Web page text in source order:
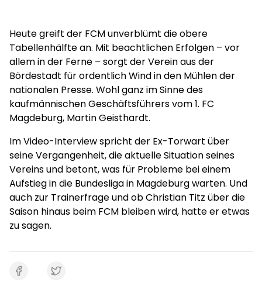
Heute greift der FCM unverblümt die obere
Tabellenhälfte an. Mit beachtlichen Erfolgen – vor
allem in der Ferne – sorgt der Verein aus der
Bördestadt für ordentlich Wind in den Mühlen der
nationalen Presse. Wohl ganz im Sinne des
kaufmännischen Geschäftsführers vom 1. FC
Magdeburg, Martin Geisthardt.
Im Video-Interview spricht der Ex-Torwart über
seine Vergangenheit, die aktuelle Situation seines
Vereins und betont, was für Probleme bei einem
Aufstieg in die Bundesliga in Magdeburg warten. Und
auch zur Trainerfrage und ob Christian Titz über die
Saison hinaus beim FCM bleiben wird, hatte er etwas
zu sagen.